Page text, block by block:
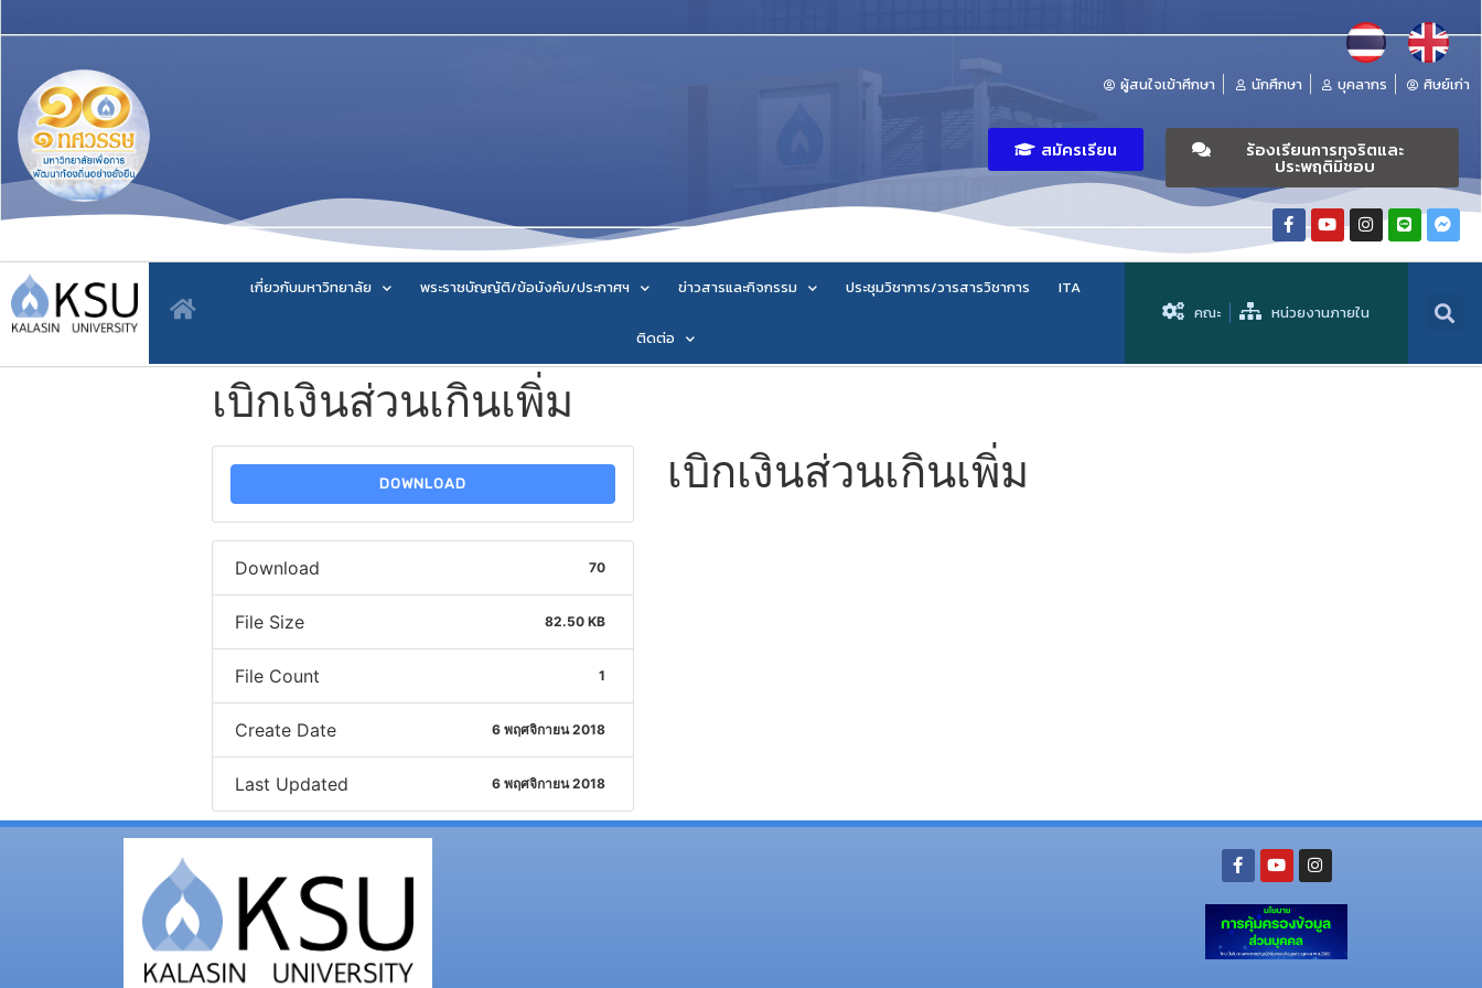
ผู้สนใจเข้าศึกษา นักศึกษา บุคลากร ศิษย์เก่า
สมัครเรียน ร้องเรียนการทุจริตและ
ประพฤติมิชอบ
เกี่ยวกับมหาวิทยาลัย พระราชบัญญัติ/ข้อบังคับ/ประกาศฯ ข่าวสารและกิจกรรม ประชุมวิชาการ/วารสารวิชาการ ITA
ติดต่อ
คณะ หน่วยงานภายใน
เบิกเงินส่วนเกินเพิ่ม
DOWNLOAD
Download 70
File Size 82.50 KB
File Count 1
Create Date 6 พฤศจิกายน 2018
Last Updated 6 พฤศจิกายน 2018
เบิกเงินส่วนเกินเพิ่ม